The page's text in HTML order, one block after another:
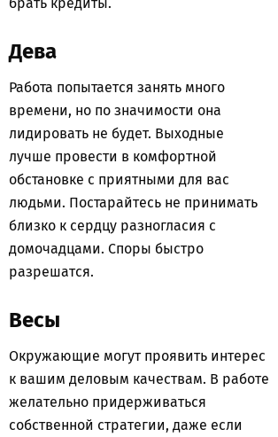
Дева
Работа попытается занять много
времени, но по значимости она
лидировать не будет. Выходные
лучше провести в комфортной
обстановке с приятными для вас
людьми. Постарайтесь не принимать
близко к сердцу разногласия с
домочадцами. Споры быстро
разрешатся.
Весы
Окружающие могут проявить интерес
к вашим деловым качествам. В работе
желательно придерживаться
собственной стратегии, даже если